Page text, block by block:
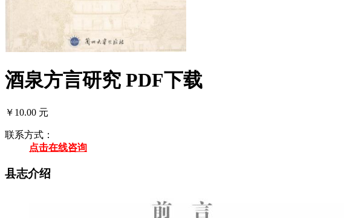
酒泉方言研究 PDF下载
￥10.00 元
联系方式：
点击在线咨询
县志介绍